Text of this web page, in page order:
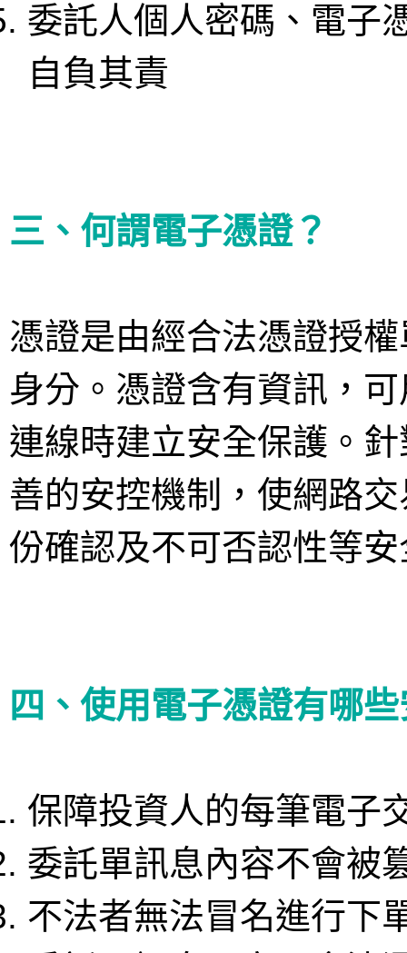
委託人個人密碼、電子
自負其責
三、何謂電子憑證？
憑證是由經合法憑證授
身分。憑證含有資訊，
連線時建立安全保護。
善的安控機制，使網路
份確認及不可否認性等
四、使用電子憑證有哪
保障投資人的每筆電子
委託單訊息內容不會被
不法者無法冒名進行下